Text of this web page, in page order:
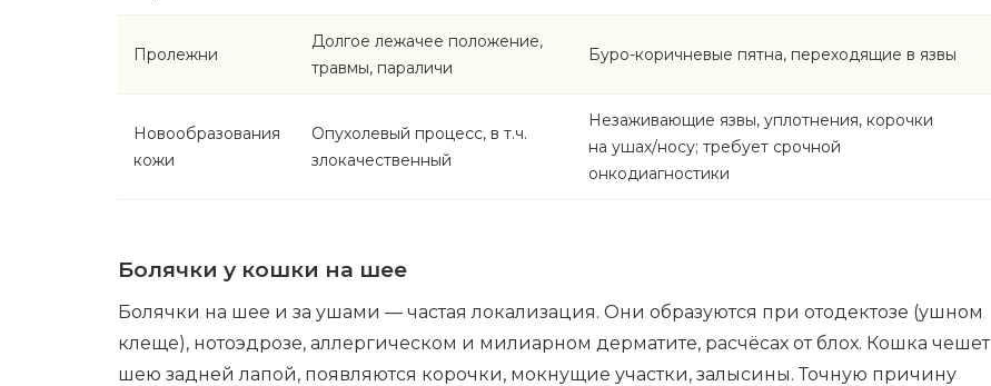
Пролежни
Долгое лежачее положение,
травмы, параличи
Буро-коричневые пятна, переходящие в язвы
Новообразования
кожи
Опухолевый процесс, в т.ч.
злокачественный
Незаживающие язвы, уплотнения, корочки
на ушах/носу; требует срочной
онкодиагностики
Болячки у кошки на шее
Болячки на шее и за ушами — частая локализация. Они образуются при отодектозе (ушном
клеще), нотоэдрозе, аллергическом и милиарном дерматите, расчёсах от блох. Кошка чешет
шею задней лапой, появляются корочки, мокнущие участки, залысины. Точную причину